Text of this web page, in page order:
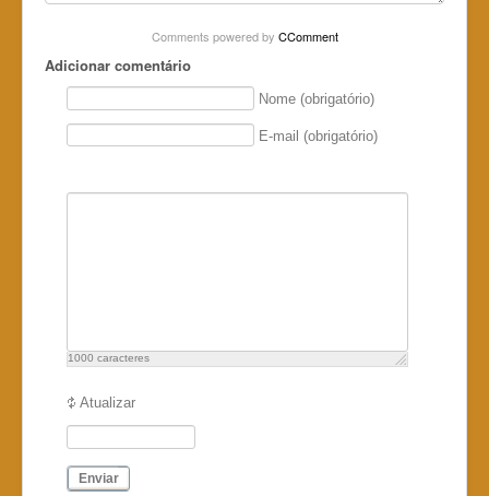
Comments powered by CComment
Adicionar comentário
Nome (obrigatório)
E-mail (obrigatório)
1000 caracteres
Atualizar
Enviar